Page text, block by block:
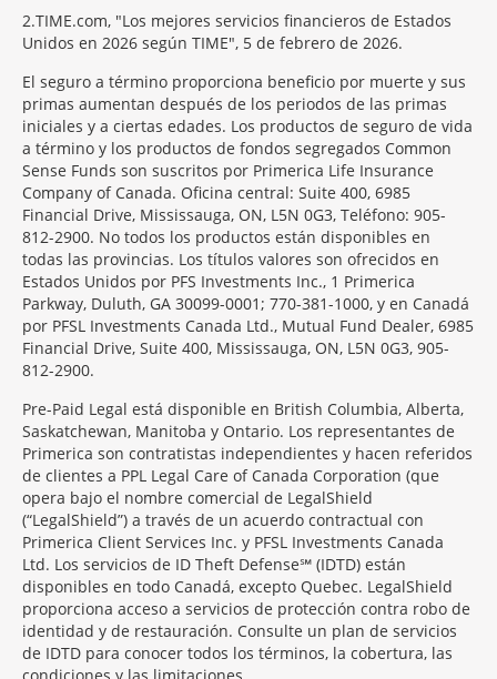
2 TIME.com, "Los mejores servicios financieros de Estados
Unidos en 2026 según TIME", 5 de febrero de 2026.
El seguro a término proporciona beneficio por muerte y sus
primas aumentan después de los periodos de las primas
iniciales y a ciertas edades. Los productos de seguro de vida
a término y los productos de fondos segregados Common
Sense Funds son suscritos por Primerica Life Insurance
Company of Canada. Oficina central: Suite 400, 6985
Financial Drive, Mississauga, ON, L5N 0G3, Teléfono: 905-
812-2900. No todos los productos están disponibles en
todas las provincias. Los títulos valores son ofrecidos en
Estados Unidos por PFS Investments Inc., 1 Primerica
Parkway, Duluth, GA 30099-0001; 770-381-1000, y en Canadá
por PFSL Investments Canada Ltd., Mutual Fund Dealer, 6985
Financial Drive, Suite 400, Mississauga, ON, L5N 0G3, 905-
812-2900.
Pre-Paid Legal está disponible en British Columbia, Alberta,
Saskatchewan, Manitoba y Ontario. Los representantes de
Primerica son contratistas independientes y hacen referidos
de clientes a PPL Legal Care of Canada Corporation (que
opera bajo el nombre comercial de LegalShield
(“LegalShield”) a través de un acuerdo contractual con
Primerica Client Services Inc. y PFSL Investments Canada
Ltd. Los servicios de ID Theft Defense℠ (IDTD) están
disponibles en todo Canadá, excepto Quebec. LegalShield
proporciona acceso a servicios de protección contra robo de
identidad y de restauración. Consulte un plan de servicios
de IDTD para conocer todos los términos, la cobertura, las